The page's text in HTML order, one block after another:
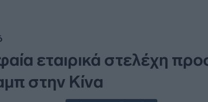
εταιρικά στελέχη
στην Κίνα